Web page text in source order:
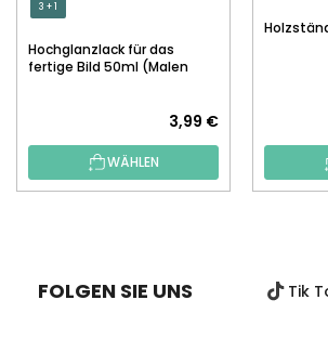
3 + 1
Hochglanzlack für das
fertige Bild 50ml (Malen
3,99 €
WÄHLEN
FOLGEN SIE UNS Tik